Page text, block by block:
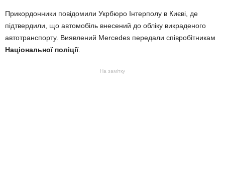
Прикордонники повідомили Укрбюро Інтерполу в Києві, де
підтвердили, що автомобіль внесений до обліку викраденого
автотранспорту. Виявлений Mercedes передали співробітникам
Національної поліції.
На замітку